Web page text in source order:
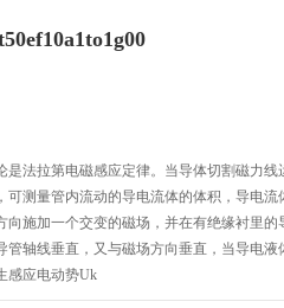
是法拉第电磁感应定律。当导体切割磁力线
可测量管内流动的导电流体的体积，导电流
向施加一个交变的磁场，并在有绝缘衬里的
管轴线垂直，又与磁场方向垂直，当导电液
感应电动势Uk